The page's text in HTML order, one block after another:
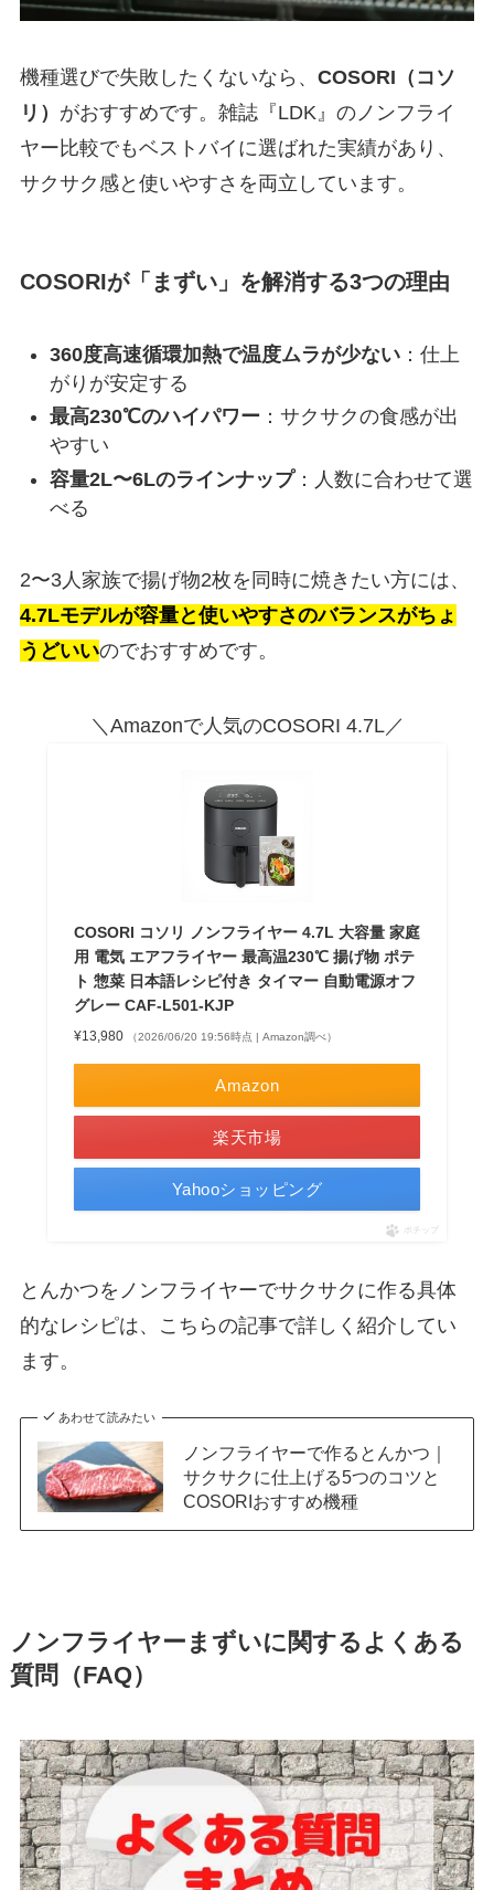
機種選びで失敗したくないなら、 COSORI（コソ
リ） がおすすめです。雑誌『LDK』のノンフライ
ヤー比較でもベストバイに選ばれた実績があり、
サクサク感と使いやすさを両立しています。
COSORIが「まずい」を解消する3つの理由
360度高速循環加熱で温度ムラが少ない：仕上
がりが安定する
最高230℃のハイパワー ：サクサクの食感が出
やすい
容量2L〜6Lのラインナップ：人数に合わせて選
べる
2〜3人家族で揚げ物2枚を同時に焼きたい方には、
4.7Lモデルが容量と使いやすさのバランスがちょ
うどいいのでおすすめです。
＼Amazonで人気のCOSORI 4.7L／
COSORI コソリ ノンフライヤー 4.7L 大容量 家庭
用 電気 エアフライヤー 最高温230℃ 揚げ物 ポテ
ト 惣菜 日本語レシピ付き タイマー 自動電源オフ
グレー CAF-L501-KJP
¥13,980 （2026/06/20 19:56時点 | Amazon調べ）
Amazon
楽天市場
Yahooショッピング
ポチップ
とんかつをノンフライヤーでサクサクに作る具体
的なレシピは、こちらの記事で詳しく紹介してい
ます。
あわせて読みたい
ノンフライヤーで作るとんかつ｜
サクサクに仕上げる5つのコツと
COSORIおすすめ機種
ノンフライヤーまずいに関するよくある
質問（FAQ）